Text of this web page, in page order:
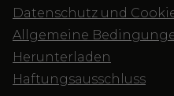
Datenschutz und
Allgemeine
Herunterladen
Haftungsausschluss